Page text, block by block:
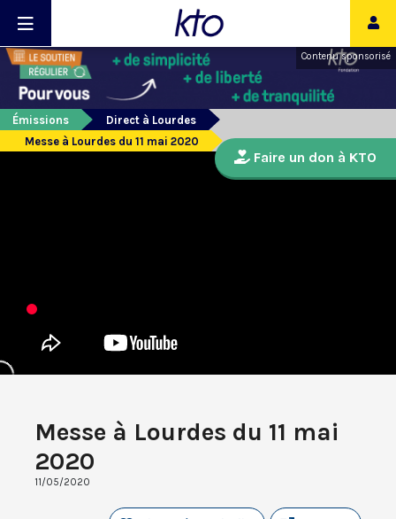
Contenu sponsorisé
Émissions
Direct à Lourdes
Messe à Lourdes du 11 mai 2020
Messe à Lourdes du 11 mai
2020
11/05/2020
Faire un don à KTO